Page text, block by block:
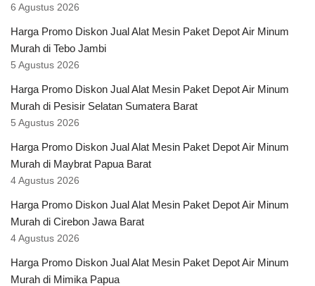
6 Agustus 2026
Harga Promo Diskon Jual Alat Mesin Paket Depot Air Minum
Murah di Tebo Jambi
5 Agustus 2026
Harga Promo Diskon Jual Alat Mesin Paket Depot Air Minum
Murah di Pesisir Selatan Sumatera Barat
5 Agustus 2026
Harga Promo Diskon Jual Alat Mesin Paket Depot Air Minum
Murah di Maybrat Papua Barat
4 Agustus 2026
Harga Promo Diskon Jual Alat Mesin Paket Depot Air Minum
Murah di Cirebon Jawa Barat
4 Agustus 2026
Harga Promo Diskon Jual Alat Mesin Paket Depot Air Minum
Murah di Mimika Papua